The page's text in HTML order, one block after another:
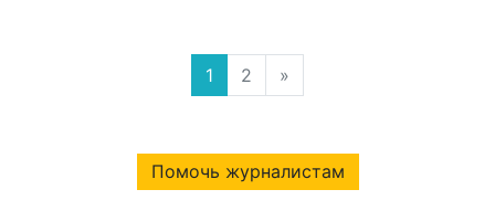
1 2 »
Помочь журналистам